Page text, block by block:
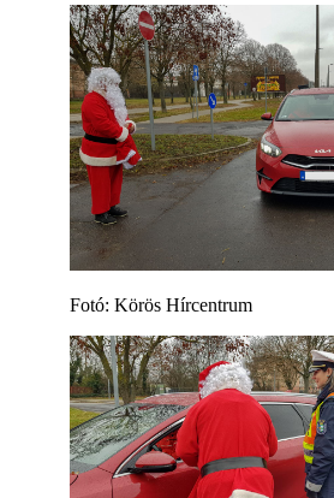
Fotó: Körös Hírcentrum